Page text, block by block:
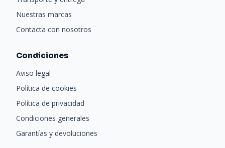
Nuestras marcas
Contacta con nosotros
Condiciones
Aviso legal
Política de cookies
Política de privacidad
Condiciones generales
Garantías y devoluciones